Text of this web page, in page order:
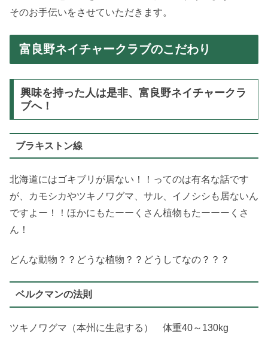
そのお手伝いをさせていただきます。
富良野ネイチャークラブのこだわり
興味を持った人は是非、富良野ネイチャークラ
ブへ！
ブラキストン線
北海道にはゴキブリが居ない！！ってのは有名な話です
が、カモシカやツキノワグマ、サル、イノシシも居ないん
ですよー！！ほかにもたーーくさん植物もたーーーくさ
ん！
どんな動物？？どうな植物？？どうしてなの？？？
ベルクマンの法則
ツキノワグマ（本州に生息する） 体重40～130kg